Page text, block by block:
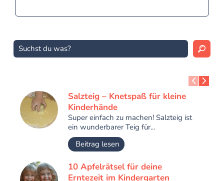
Salzteig – Knetspaß für kleine
Kinderhände
Super einfach zu machen! Salzteig ist
ein wunderbarer Teig für...
Beitrag lesen
10 Apfelrätsel für deine
Erntezeit im Kindergarten